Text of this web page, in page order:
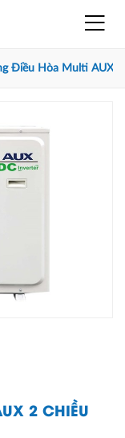
Điều Hòa Multi AUX
2 CHIỀU